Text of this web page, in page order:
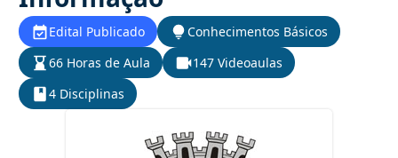
Edital Publicado
Conhecimentos Básicos
66 Horas de Aula
147 Videoaulas
4 Disciplinas